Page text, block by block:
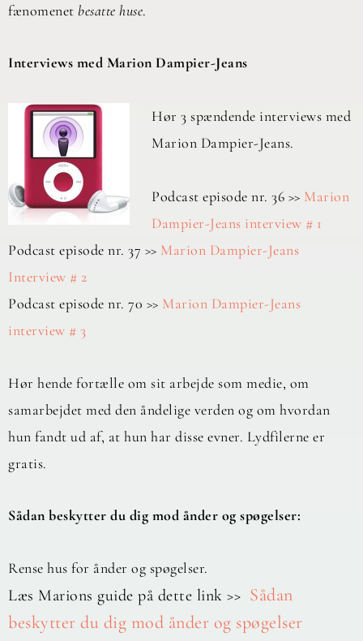
fænomenet besatte huse.
Interviews med Marion Dampier-Jeans
Hør 3 spændende interviews med
Marion Dampier-Jeans.
Podcast episode nr. 36 >> Marion
Dampier-Jeans interview # 1
Podcast episode nr. 37 >> Marion Dampier-Jeans
Interview # 2
Podcast episode nr. 70 >> Marion Dampier-Jeans
interview # 3
Hør hende fortælle om sit arbejde som medie, om
samarbejdet med den åndelige verden og om hvordan
hun fandt ud af, at hun har disse evner. Lydfilerne er
gratis.
Sådan beskytter du dig mod ånder og spøgelser:
Rense hus for ånder og spøgelser.
Læs Marions guide på dette link >> Sådan
beskytter du dig mod ånder og spøgelser